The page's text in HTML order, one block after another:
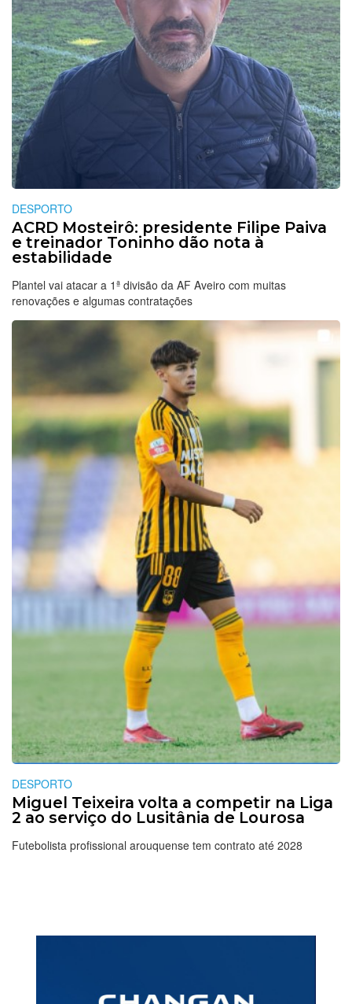
DESPORTO
ACRD Mosteirô: presidente Filipe Paiva
e treinador Toninho dão nota à
estabilidade
Plantel vai atacar a 1ª divisão da AF Aveiro com muitas
renovações e algumas contratações
DESPORTO
Miguel Teixeira volta a competir na Liga
2 ao serviço do Lusitânia de Lourosa
Futebolista profissional arouquense tem contrato até 2028